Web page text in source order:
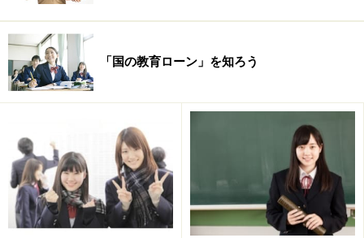
「所得連動返還型無利子奨学金」ってどんなもの？
＞＞次ページは、その他の奨学金について＞＞
※記事内容は執筆時点のものです。最新の内容をご確認くださ
本記事の内容は一般的な情報提供を目的としており、特定の金融
商品や投資行動を推奨するものではありません。
投資や資産運用に関する最終的なご判断はご自身の責任において
行ってください。
掲載情報の正確性・完全性については十分に配慮しております
が、その内容を保証するものではなく、これに基づく損失・損害
などについて当社は一切の責任を負いません。
「国の教育ローン」を知ろう